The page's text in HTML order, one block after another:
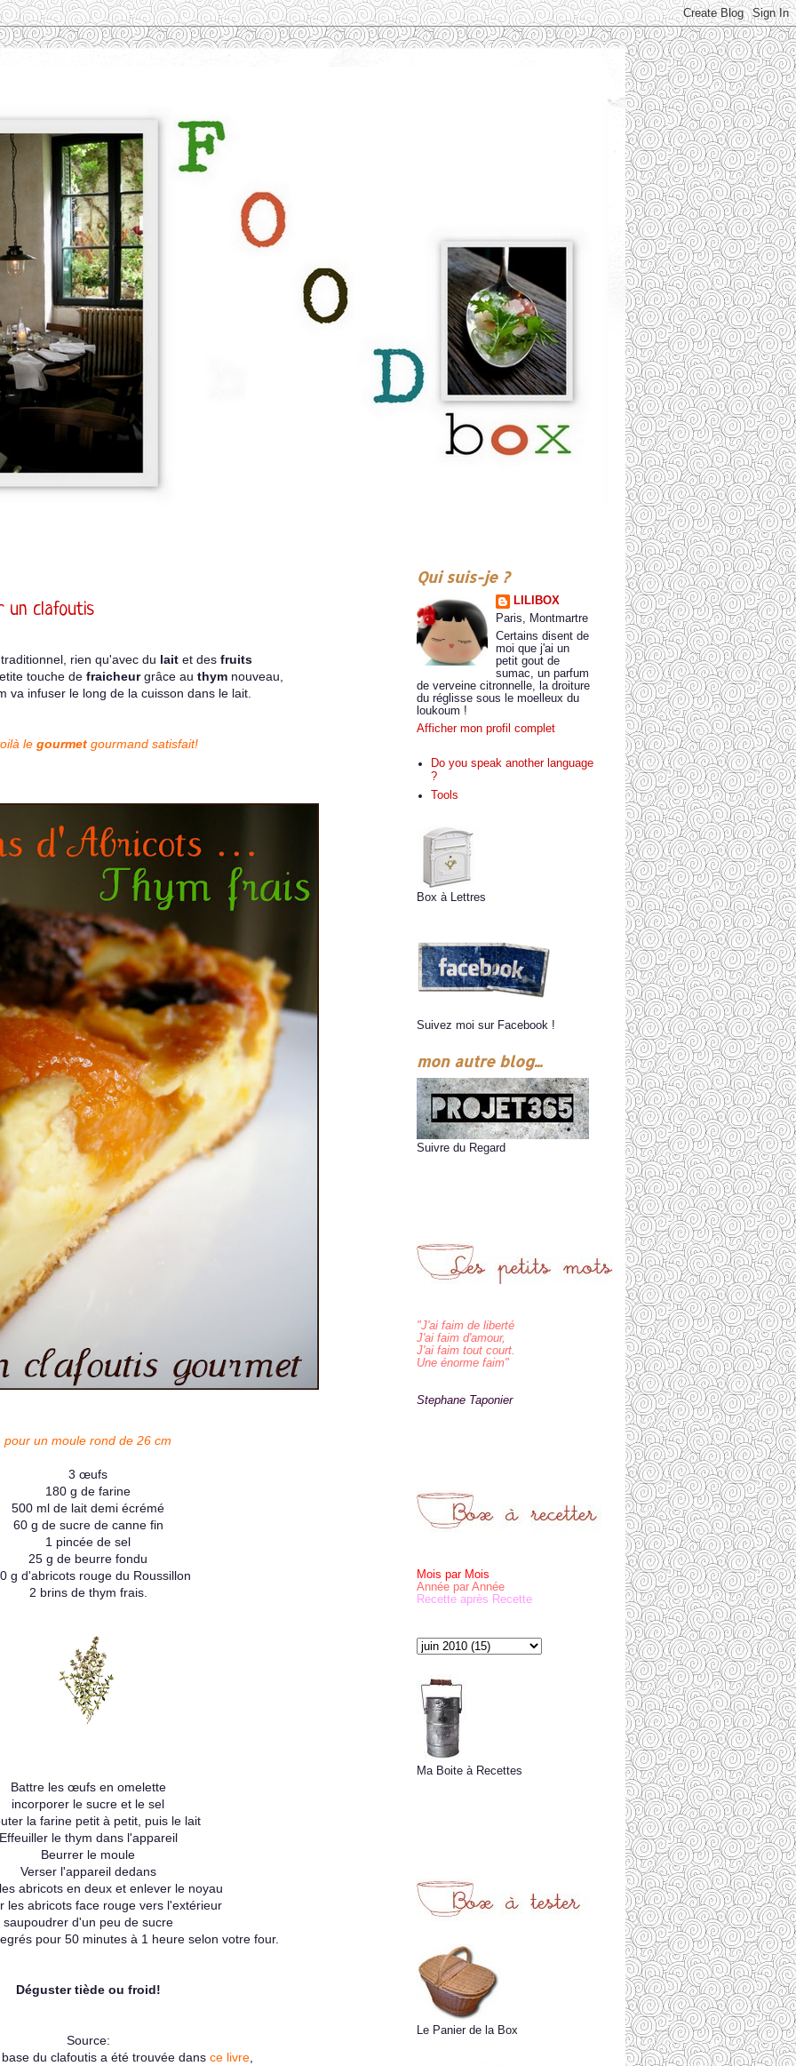
un clafoutis
rien qu'avec du laitet des fruits
touche de fraicheurgrâce au thym nouveau,
va infuser le long de la cuisson dans le lait.
legourmetgourmand satisfait!
pour un moule rond de 26 cm
3 œufs
180 g de farine
500 ml de lait demi écrémé
60 g de sucre de canne fin
1 pincée de sel
25 g de beurre fondu
g d'abricots rouge du Roussillon
2 brins de thym frais.
Battre les œufs en omelette
incorporer le sucre et le sel
la farine petit à petit, puis le lait
le thym dans l'appareil
Beurrer le moule
Verser l'appareil dedans
abricots en deux et enlever le noyau
les abricots face rouge vers l'extérieur
saupoudrer d'un peu de sucre
pour 50 minutes à 1 heure selon votre four.
Déguster tiède ou froid!
Source:
du clafoutis a été trouvée dansce livre,
Qui suis-je ?
LILIBOX
Paris, Montmartre
Certains disent de
moi que j'ai un
petit gout de
sumac, un parfum
de verveine citronnelle, la droiture
du réglisse sous le moelleux du
loukoum !
Afficher mon profil complet
Do you speak another language
?
Tools
Box à Lettres
Suivez moi sur Facebook !
mon autre blog...
Suivre du Regard
"J'ai faim de liberté
J'ai faim d'amour,
J'ai faim tout court.
Une énorme faim"
Stephane Taponier
Mois par Mois
Année par Année
Recette après Recette
Ma Boite à Recettes
Le Panier de la Box